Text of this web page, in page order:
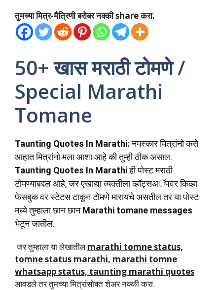
तुमच्या मित्र-मैत्रिणी बरोबर नक्की share करा.
50+ खास मराठी टोमणे /
Special Marathi
Tomane
Taunting Quotes In Marathi:नमस्कार मित्रांनो कसे
आहात मित्रांनो मला आशा आहे की तुम्ही ठीक असाल.
Taunting Quotes In Marathiही पोस्ट मराठी
टोमण्याबद्दल आहे, जर एखाद्या व्यक्तीला व्हॉट्सअॅपवर किव्हा
फेसबुक वर स्टेटस टाकून टोमणे मारायचे असतील तर या पोस्ट
मध्ये तुम्हाला छान छानMarathi tomane messages
भेटून जातील.
जर तुम्हाला या लेखातीलmarathi tomne status,
tomne status marathi, marathi tomne
whatsapp status, taunting marathi quotes
आवडले तर तुमच्या मित्रांसोबत शेअर नक्की करा.